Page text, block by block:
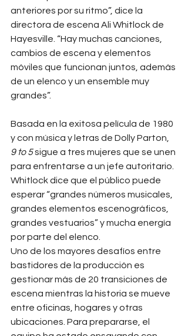
anteriores por su ritmo”, dice la
directora de escena Ali Whitlock de
Hayesville. “Hay muchas canciones,
cambios de escena y elementos
móviles que funcionan juntos, además
de un elenco y un ensemble muy
grandes”.
Basada en la exitosa película de 1980
y con música y letras de Dolly Parton,
9 to 5 sigue a tres mujeres que se unen
para enfrentarse a un jefe autoritario.
Whitlock dice que el público puede
esperar “grandes números musicales,
grandes elementos escenográficos,
grandes vestuarios” y mucha energía
por parte del elenco.
Uno de los mayores desafíos entre
bastidores de la producción es
gestionar más de 20 transiciones de
escena mientras la historia se mueve
entre oficinas, hogares y otras
ubicaciones. Para prepararse, el